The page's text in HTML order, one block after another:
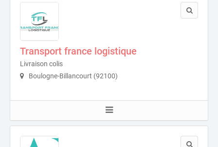
Transport france logistique
Livraison colis
Boulogne-Billancourt (92100)